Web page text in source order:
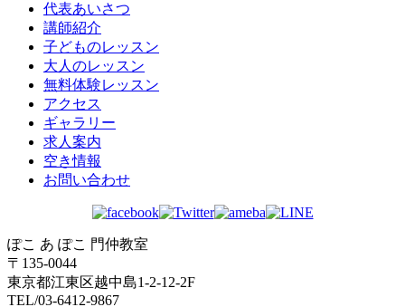
代表あいさつ
講師紹介
子どものレッスン
大人のレッスン
無料体験レッスン
アクセス
ギャラリー
求人案内
空き情報
お問い合わせ
ぽこ あ ぽこ 門仲教室
〒135-0044
東京都江東区越中島1-2-12-2F
TEL/03-6412-9867